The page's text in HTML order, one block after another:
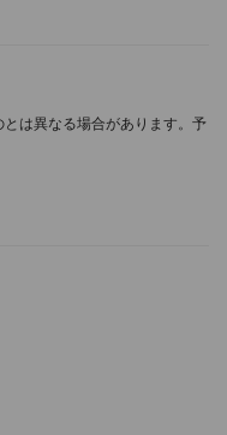
は異なる場合があります。予